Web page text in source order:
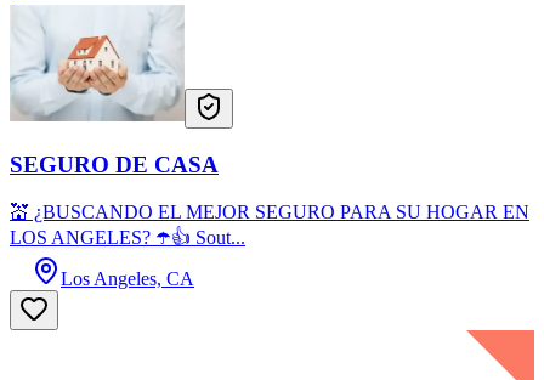
SEGURO DE CASA
💒 ¿BUSCANDO EL MEJOR SEGURO PARA SU HOGAR EN
LOS ANGELES? ☂️👍 Sout...
Los Angeles, CA